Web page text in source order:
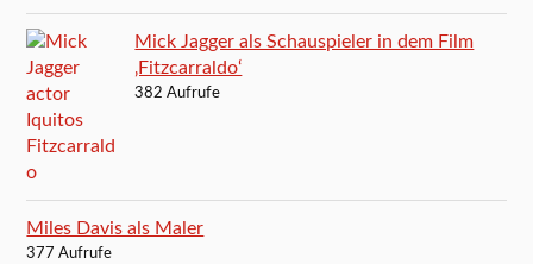
Mick Jagger als Schauspieler in dem Film
‚Fitzcarraldo‘
382 Aufrufe
Miles Davis als Maler
377 Aufrufe